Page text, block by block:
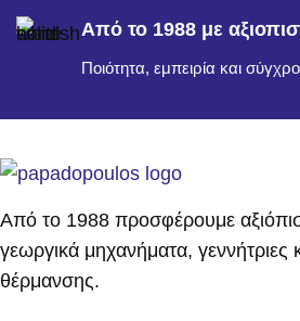
Από το 1988 με
Ποιότητα, εμπειρία και
Από το 1988 προσφέρουμε
γεωργικά μηχανήματα, γεννήτριες
θέρμανσης.